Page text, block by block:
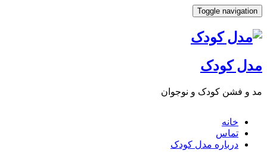
Toggle
کودک
فشن کودک و نوجوان
خانه
تماس
درباره مدل کودک